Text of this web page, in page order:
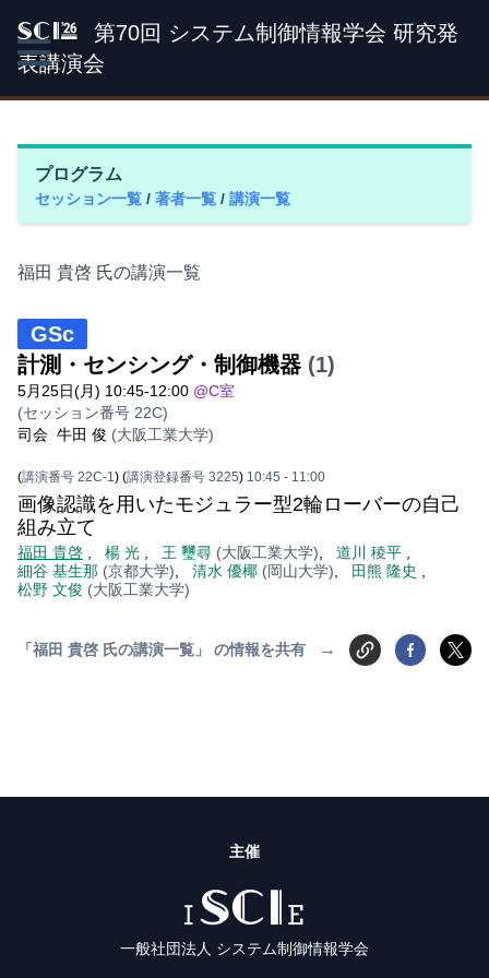
SCI '26
第70回 システム制御情報学会 研究発
表講演会
プログラム
セッション一覧 / 著者一覧 / 講演一覧
福田 貴啓 氏の講演一覧
GSc
計測・センシング・制御機器 (1)
5月25日(月) 10:45-12:00 @C室
(セッション番号 22C)
司会 牛田 俊 (大阪工業大学)
(講演番号 22C-1) (講演登録番号 3225) 10:45 - 11:00
画像認識を用いたモジュラー型2輪ローバーの自己
組み立て
福田 貴啓 楊 光 王 璽尋 (大阪工業大学) 道川 稜平
細谷 基生那 (京都大学) 清水 優椰 (岡山大学) 田熊 隆史
松野 文俊 (大阪工業大学)
「福田 貴啓 氏の講演一覧」 の情報を共有 →
主催
ISCIE
一般社団法人 システム制御情報学会